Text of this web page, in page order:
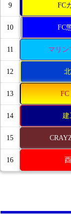
9 FC
10 FC
11 マリン
12
13 FC
14 建
15
16